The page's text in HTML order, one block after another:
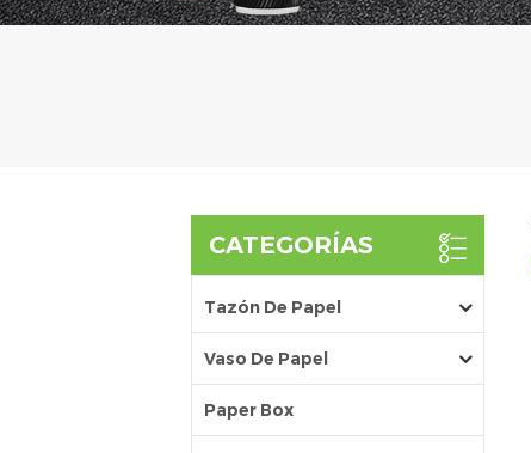
CATEGORÍAS
Tazón De Papel
Vaso De Papel
Paper Box